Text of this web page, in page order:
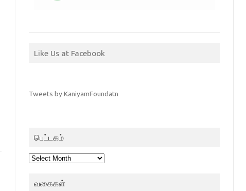
Like Us at Facebook
Tweets by KaniyamFoundatn
பெட்டகம்
பெட்டகம்
வகைகள்